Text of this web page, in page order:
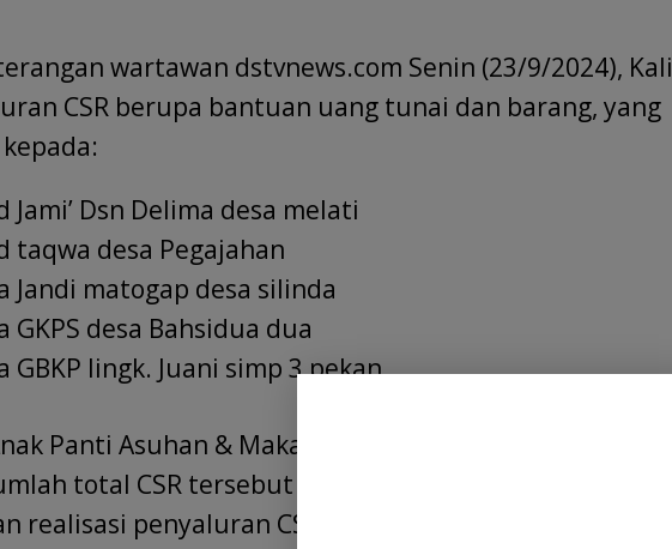
wartawan dstvnews.com Senin (23/9/2024), Kali
CSR berupa bantuan uang tunai dan barang, yang
Jami’ Dsn Delima desa melati
taqwa desa Pegajahan
Jandi matogap desa silinda
GKPS desa Bahsidua dua
GBKP lingk. Juani simp 3 pekan
Panti Asuhan & Makan Bareng
total CSR tersebut sebanyak Rp 103.700.000,- yang
realisasi penyaluran CSR bulan juli – Agustus dari